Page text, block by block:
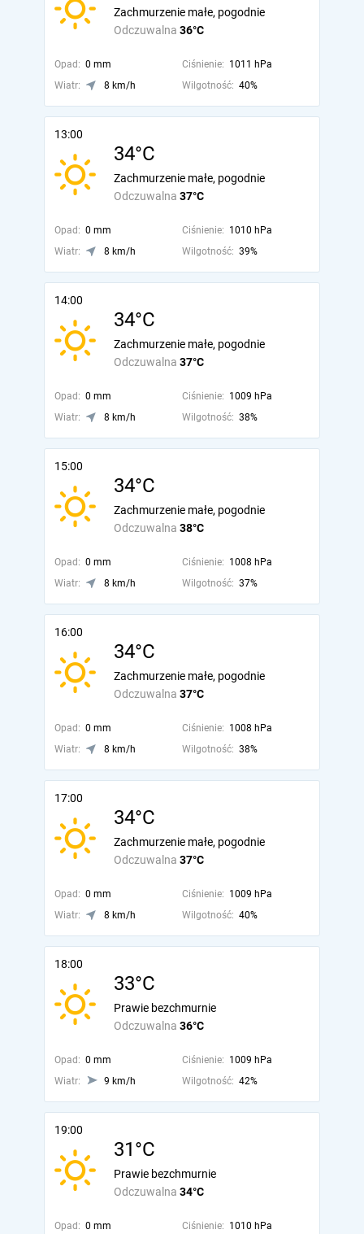
Odczuwalna 36°C
Zachmurzenie małe, pogodnie
Opad: 0 mm Ciśnienie: 1011 hPa
Wiatr:
8 km/h Wilgotność: 40%
13:00
34°C
Odczuwalna 37°C
Zachmurzenie małe, pogodnie
Opad: 0 mm Ciśnienie: 1010 hPa
Wiatr:
8 km/h Wilgotność: 39%
14:00
34°C
Odczuwalna 37°C
Zachmurzenie małe, pogodnie
Opad: 0 mm Ciśnienie: 1009 hPa
Wiatr:
8 km/h Wilgotność: 38%
15:00
34°C
Odczuwalna 38°C
Zachmurzenie małe, pogodnie
Opad: 0 mm Ciśnienie: 1008 hPa
Wiatr:
8 km/h Wilgotność: 37%
16:00
34°C
Odczuwalna 37°C
Zachmurzenie małe, pogodnie
Opad: 0 mm Ciśnienie: 1008 hPa
Wiatr:
8 km/h Wilgotność: 38%
17:00
34°C
Odczuwalna 37°C
Zachmurzenie małe, pogodnie
Opad: 0 mm Ciśnienie: 1009 hPa
Wiatr:
8 km/h Wilgotność: 40%
18:00
33°C
Odczuwalna 36°C
Prawie bezchmurnie
Opad: 0 mm Ciśnienie: 1009 hPa
Wiatr:
9 km/h Wilgotność: 42%
19:00
31°C
Odczuwalna 34°C
Prawie bezchmurnie
Opad: 0 mm Ciśnienie: 1010 hPa